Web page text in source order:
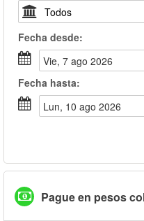
Fecha desde:
vie, 7 ago 2026
Fecha hasta:
lun, 10 ago 2026
Pague en pesos